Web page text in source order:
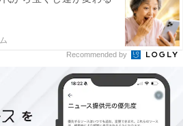
Recommended by